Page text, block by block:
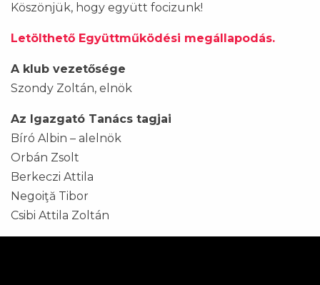
Köszönjük, hogy együtt focizunk!
Letölthető Együttműködési megállapodás.
A klub vezetősége
Szondy Zoltán, elnök
Az Igazgató Tanács tagjai
Bíró Albin – alelnök
Orbán Zsolt
Berkeczi Attila
Negoiţă Tibor
Csibi Attila Zoltán